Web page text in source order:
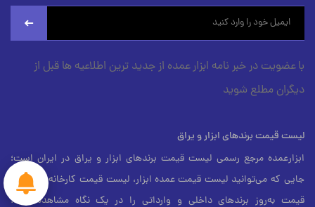
با عضویت در خبر نامه ابزار عمده از جدید ترین اطلاعیه ها قبل از
دیگران مطلع شوید
لیست قیمت برندهای ابزار و یراق
ابزارعمده مرجع رسمی لیست قیمت برندهای ابزار و یراق در ایران است؛
جایی که می‌توانید لیست قیمت عمده ابزار، لیست قیمت کارخانه، و لیست
قیمت به‌روز برندهای داخلی و وارداتی را در یک نگاه مشاهده کنید.